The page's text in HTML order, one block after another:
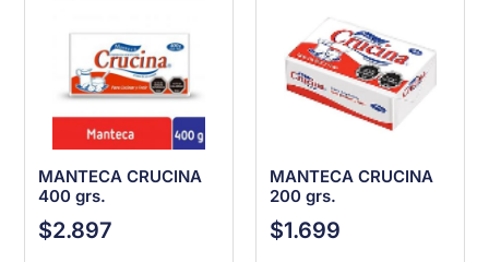
MANTECA CRUCINA
400 grs.
$2.897
MANTECA CRUCINA
200 grs.
$1.699